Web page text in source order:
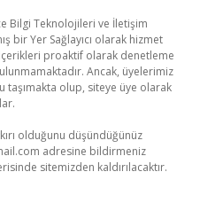
Bilgi Teknolojileri ve İletişim
bir Yer Sağlayıcı olarak hizmet
proaktif olarak denetleme
Ancak, üyelerimiz
taşımakta olup, siteye üye olarak
olduğunu düşündüğünüz
adresine bildirmeniz
sitemizden kaldırılacaktır.